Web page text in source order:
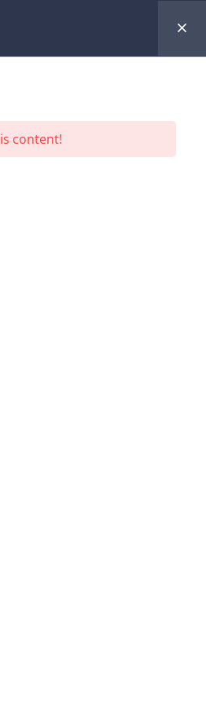
content!